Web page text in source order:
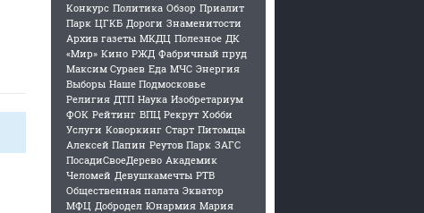
Конкурс Политика Обзор Приалит
Парк ЦГКБ Дороги Знаменитости
Архив газеты МКДЦ Полезное ДК
«Мир» Кино РЖД Фабричный пруд
Максим Сураев Еда МЧС Энергия
Выборы Наше Подмосковье
Религия ДТП Наука Изобретариум
ФОК Рейтинг ВПЦ Рекрут Хобби
Услуги Коворкинг Старт Питомцы
Алексей Папин Реутов Парк ЗАГС
ПосадиСвоеДерево Академик
Челомей Девушкамечты РТВ
Общественная палата Экватор
МФЦ Добродел Юнармия Мария